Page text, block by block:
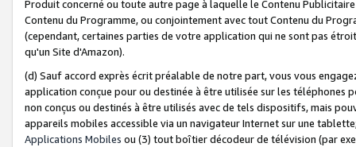
Produit concerné ou toute autre page à laquelle le Contenu
Contenu du Programme, ou conjointement avec tout Contenu du
(cependant, certaines parties de votre application qui ne sont pas
qu'un Site d'Amazon).
(d) Sauf accord exprès écrit préalable de notre part, vous vous
application conçue pour ou destinée à être utilisée sur les téléphones
non conçus ou destinés à être utilisés avec de tels dispositifs, mais
appareils mobiles accessible via un navigateur Internet sur une
Applications Mobiles ou (3) tout boîtier décodeur de télévision (par